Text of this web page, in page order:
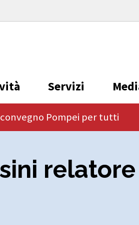
Servizi
Pompei per tutti